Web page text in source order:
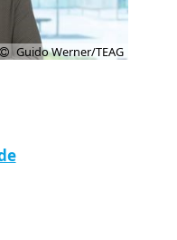
Guido Werner/TEAG